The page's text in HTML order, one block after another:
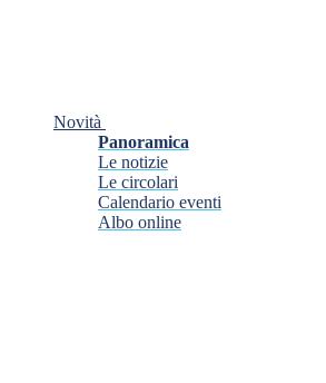
Novità
Panoramica
Le notizie
Le circolari
Calendario eventi
Albo online